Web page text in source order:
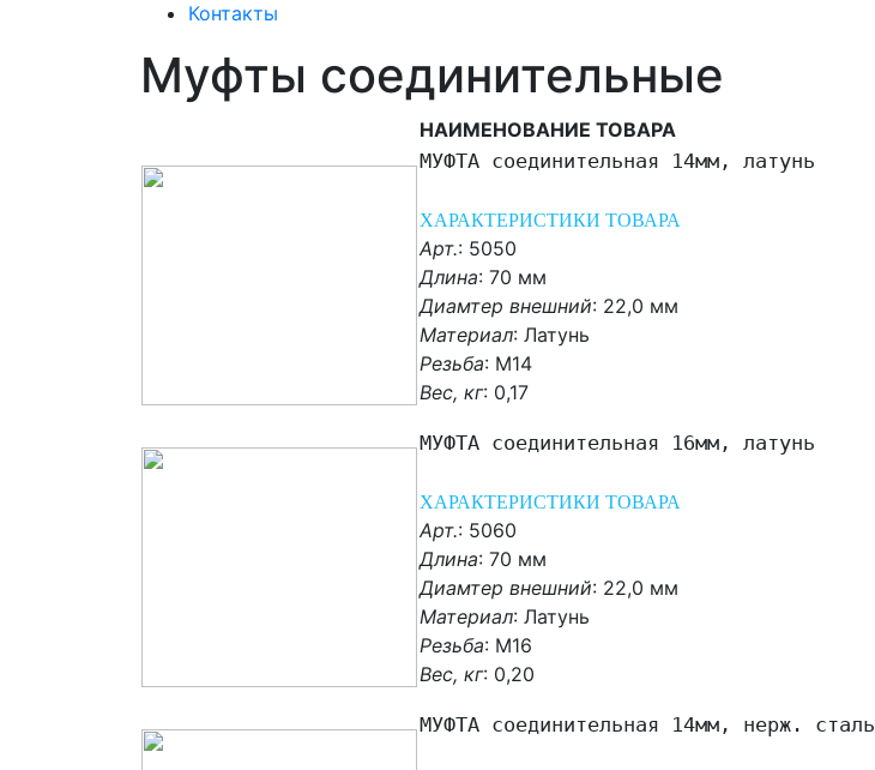
Контакты
Муфты соединительные
НАИМЕНОВАНИЕ ТОВАРА
МУФТА соединительная 14мм, латунь
ХАРАКТЕРИСТИКИ ТОВАРА
Арт.: 5050
Длина: 70 мм
Диамтер внешний: 22,0 мм
Материал: Латунь
Резьба: М14
Вес, кг: 0,17
МУФТА соединительная 16мм, латунь
ХАРАКТЕРИСТИКИ ТОВАРА
Арт.: 5060
Длина: 70 мм
Диамтер внешний: 22,0 мм
Материал: Латунь
Резьба: М16
Вес, кг: 0,20
МУФТА соединительная 14мм, нерж. сталь